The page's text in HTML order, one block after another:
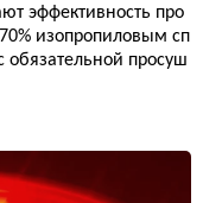
эффективность про
изопропиловым сп
просуш